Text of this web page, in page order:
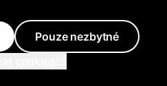
Pouze nezbytné